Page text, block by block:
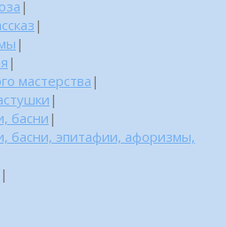
|
|
|
|
мастерства |
|
басни |
басни, эпитафии, афоризмы,
|